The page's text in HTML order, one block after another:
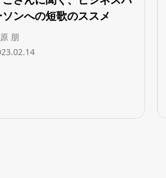
ソンへの短歌のススメ
朋